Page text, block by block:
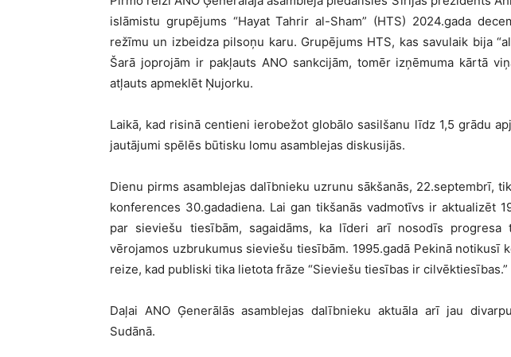
islāmistu grupējums “Hayat Tahrir al-Sham” (HTS) 2024.gada
režīmu un izbeidza pilsoņu karu. Grupējums HTS, kas savulaik bija
Šarā joprojām ir pakļauts ANO sankcijām, tomēr izņēmuma kārtā
atļauts apmeklēt Ņujorku.
Laikā, kad risinā centieni ierobežot globālo sasilšanu līdz 1,5 grādu
jautājumi spēlēs būtisku lomu asamblejas diskusijās.
Dienu pirms asamblejas dalībnieku uzrunu sākšanās, 22.septembrī,
konferences 30.gadadiena. Lai gan tikšanās vadmotīvs ir aktualizēt
par sieviešu tiesībām, sagaidāms, ka līderi arī nosodīs progresa
vērojamos uzbrukumus sieviešu tiesībām. 1995.gadā Pekinā notikusī
reize, kad publiski tika lietota frāze “Sieviešu tiesības ir cilvēktiesības.”
Daļai ANO Ģenerālās asamblejas dalībnieku aktuāla arī jau
Sudānā.